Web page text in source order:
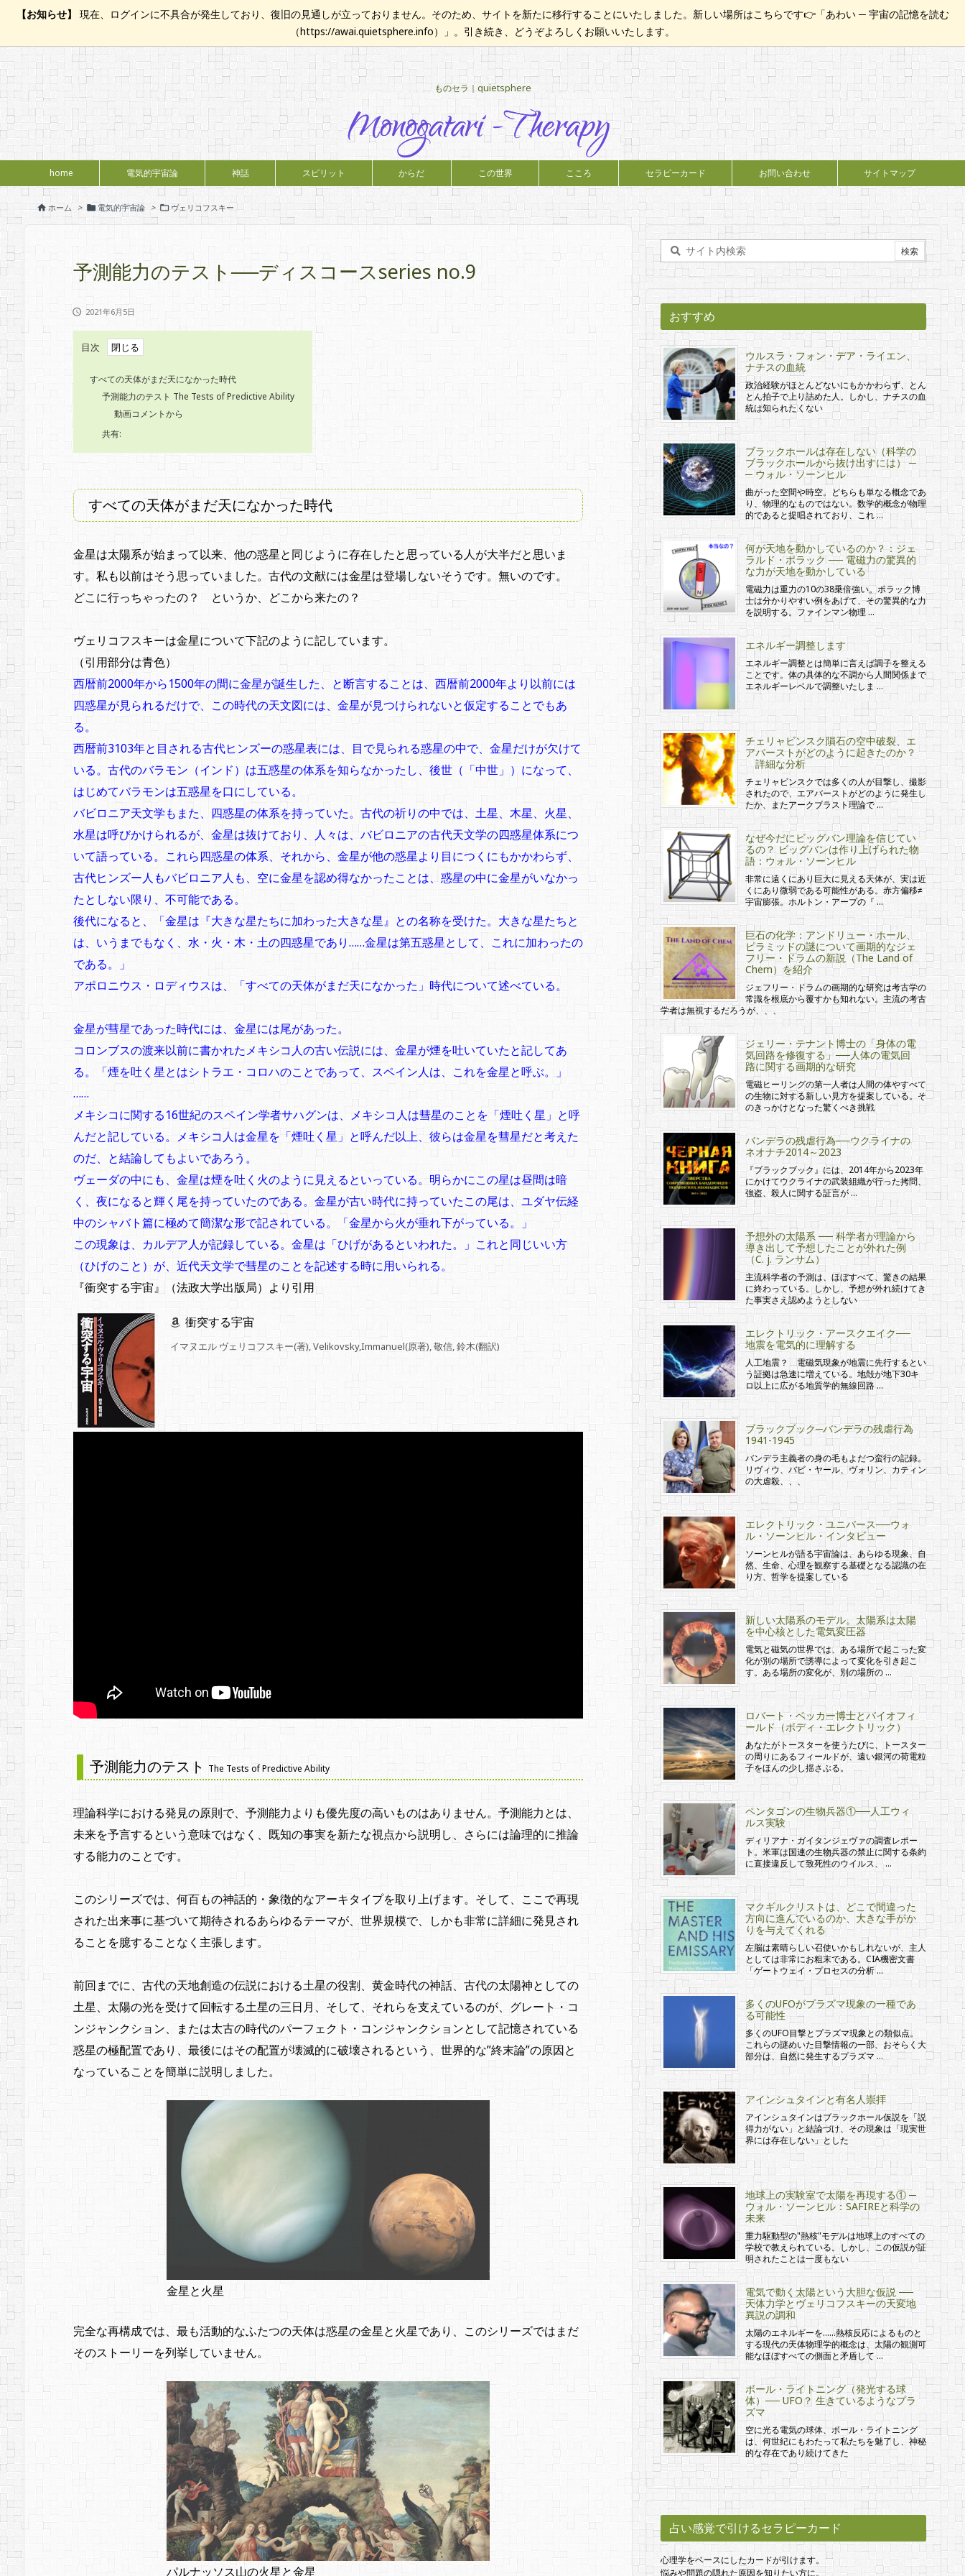
【お知らせ】
現在、ログインに不具合が発生しており、復旧の見通しが立っておりません。そのため、サイトを新たに移行することにいたしました。新しい場所はこちらです👉「あわい ─ 宇宙の記憶を読む
（https://awai.quietsphere.info）」。引き続き、どうぞよろしくお願いいたします。
ものセラ｜quietsphere
home 電気的宇宙論 神話 スピリット からだ この世界 こころ セラピーカード お問い合わせ サイトマップ
 ホーム >  電気的宇宙論 >  ヴェリコフスキー
予測能力のテスト──ディスコースseries no.9
 2021年6月5日
目次
すべての天体がまだ天になかった時代
予測能力のテスト The Tests of Predictive Ability
動画コメントから
共有:
すべての天体がまだ天になかった時代
金星は太陽系が始まって以来、他の惑星と同じように存在したと思っている人が大半だと思いま
す。私も以前はそう思っていました。古代の文献には金星は登場しないそうです。無いのです。
どこに行っちゃったの？ というか、どこから来たの？
ヴェリコフスキーは金星について下記のように記しています。
（引用部分は青色）
西暦前2000年から1500年の間に金星が誕生した、と断言することは、西暦前2000年より以前には
四惑星が見られるだけで、この時代の天文図には、金星が見つけられないと仮定することでもあ
る。
西暦前3103年と目される古代ヒンズーの惑星表には、目で見られる惑星の中で、金星だけが欠けて
いる。古代のバラモン（インド）は五惑星の体系を知らなかったし、後世（「中世」）になって、
はじめてバラモンは五惑星を口にしている。
バビロニア天文学もまた、四惑星の体系を持っていた。古代の祈りの中では、土星、木星、火星、
水星は呼びかけられるが、金星は抜けており、人々は、バビロニアの古代天文学の四惑星体系につ
いて語っている。これら四惑星の体系、それから、金星が他の惑星より目につくにもかかわらず、
古代ヒンズー人もバビロニア人も、空に金星を認め得なかったことは、惑星の中に金星がいなかっ
たとしない限り、不可能である。
後代になると、「金星は『大きな星たちに加わった大きな星』との名称を受けた。大きな星たちと
は、いうまでもなく、水・火・木・土の四惑星であり……金星は第五惑星として、これに加わったの
である。」
アポロニウス・ロディウスは、「すべての天体がまだ天になかった」時代について述べている。
金星が彗星であった時代には、金星には尾があった。
コロンブスの渡来以前に書かれたメキシコ人の古い伝説には、金星が煙を吐いていたと記してあ
る。「煙を吐く星とはシトラエ・コロハのことであって、スペイン人は、これを金星と呼ぶ。」
……
メキシコに関する16世紀のスペイン学者サハグンは、メキシコ人は彗星のことを「煙吐く星」と呼
んだと記している。メキシコ人は金星を「煙吐く星」と呼んだ以上、彼らは金星を彗星だと考えた
のだ、と結論してもよいであろう。
ヴェーダの中にも、金星は煙を吐く火のように見えるといっている。明らかにこの星は昼間は暗
く、夜になると輝く尾を持っていたのである。金星が古い時代に持っていたこの尾は、ユダヤ伝経
中のシャバト篇に極めて簡潔な形で記されている。「金星から火が垂れ下がっている。」
この現象は、カルデア人が記録している。金星は「ひげがあるといわれた。」これと同じいい方
（ひげのこと）が、近代天文学で彗星のことを記述する時に用いられる。
『衝突する宇宙』（法政大学出版局）より引用
衝突する宇宙
イマヌエル ヴェリコフスキー(著), Velikovsky,Immanuel(原著), 敬信, 鈴木(翻訳)
予測能力のテスト The Tests of Predictive Ability
理論科学における発見の原則で、予測能力よりも優先度の高いものはありません。予測能力とは、
未来を予言するという意味ではなく、既知の事実を新たな視点から説明し、さらには論理的に推論
する能力のことです。
このシリーズでは、何百もの神話的・象徴的なアーキタイプを取り上げます。そして、ここで再現
された出来事に基づいて期待されるあらゆるテーマが、世界規模で、しかも非常に詳細に発見され
ることを臆することなく主張します。
前回までに、古代の天地創造の伝説における土星の役割、黄金時代の神話、古代の太陽神としての
土星、太陽の光を受けて回転する土星の三日月、そして、それらを支えているのが、グレート・コ
ンジャンクション、または太古の時代のパーフェクト・コンジャンクションとして記憶されている
惑星の極配置であり、最後にはその配置が壊滅的に破壊されるという、世界的な”終末論”の原因と
なっていることを簡単に説明しました。
金星と火星
完全な再構成では、最も活動的なふたつの天体は惑星の金星と火星であり、このシリーズではまだ
そのストーリーを列挙していません。
パルナッソス山の火星と金星
おすすめ
ウルスラ・フォン・デア・ライエン、
ナチスの血統
政治経験がほとんどないにもかかわらず、とん
とん拍子で上り詰めた人。しかし、ナチスの血
統は知られたくない
ブラックホールは存在しない（科学の
ブラックホールから抜け出すには） ─
─ ウォル・ソーンヒル
曲がった空間や時空。どちらも単なる概念であ
り、物理的なものではない。数学的概念が物理
的であると提唱されており、これ …
何が天地を動かしているのか？：ジェ
ラルド・ポラック ── 電磁力の驚異的
な力が天地を動かしている
電磁力は重力の10の38乗倍強い。ポラック博
士は分かりやすい例をあげて、その驚異的な力
を説明する。ファインマン物理 …
エネルギー調整します
エネルギー調整とは簡単に言えば調子を整える
ことです。体の具体的な不調から人間関係まで
エネルギーレベルで調整いたしま …
チェリャビンスク隕石の空中破裂、エ
アバーストがどのように起きたのか？
詳細な分析
チェリャビンスクでは多くの人が目撃し、撮影
されたので、エアバーストがどのように発生し
たか、またアークブラスト理論で …
なぜ今だにビッグバン理論を信じてい
るの？ ビッグバンは作り上げられた物
語：ウォル・ソーンヒル
非常に遠くにあり巨大に見える天体が、実は近
くにあり微弱である可能性がある。赤方偏移≠
宇宙膨張。ホルトン・アープの『 …
巨石の化学：アンドリュー・ホール、
ピラミッドの謎について画期的なジェ
フリー・ドラムの新説（The Land of
Chem）を紹介
ジェフリー・ドラムの画期的な研究は考古学の
常識を根底から覆すかも知れない。主流の考古
学者は無視するだろうが、、、
ジェリー・テナント博士の「身体の電
気回路を修復する」──人体の電気回
路に関する画期的な研究
電磁ヒーリングの第一人者は人間の体やすべて
の生物に対する新しい見方を提案している。そ
のきっかけとなった驚くべき挑戦
バンデラの残虐行為──ウクライナの
ネオナチ2014～2023
『ブラックブック』には、2014年から2023年
にかけてウクライナの武装組織が行った拷問、
強盗、殺人に関する証言が …
予想外の太陽系 ── 科学者が理論から
導き出して予想したことが外れた例
（C. j. ランサム）
主流科学者の予測は、ほぼすべて、驚きの結果
に終わっている。しかし、予想が外れ続けてき
た事実さえ認めようとしない
エレクトリック・アースクエイク──
地震を電気的に理解する
人工地震？ 電磁気現象が地震に先行するとい
う証拠は急速に増えている。地殻が地下30キ
ロ以上に広がる地質学的無線回路 …
ブラックブック─バンデラの残虐行為
1941-1945
バンデラ主義者の身の毛もよだつ蛮行の記録。
リヴィウ、バビ・ヤール、ヴォリン、カティン
の大虐殺、、、
エレクトリック・ユニバース──ウォ
ル・ソーンヒル・インタビュー
ソーンヒルが語る宇宙論は、あらゆる現象、自
然、生命、心理を観察する基礎となる認識の在
り方、哲学を提案している
新しい太陽系のモデル。太陽系は太陽
を中心核とした電気変圧器
電気と磁気の世界では、ある場所で起こった変
化が別の場所で誘導によって変化を引き起こ
す。ある場所の変化が、別の場所の …
ロバート・ベッカー博士とバイオフィ
ールド（ボディ・エレクトリック）
あなたがトースターを使うたびに、トースター
の周りにあるフィールドが、遠い銀河の荷電粒
子をほんの少し揺さぶる。
ペンタゴンの生物兵器①──人工ウィ
ルス実験
ディリアナ・ガイタンジェヴァの調査レポー
ト。米軍は国連の生物兵器の禁止に関する条約
に直接違反して致死性のウイルス、 …
マクギルクリストは、どこで間違った
方向に進んでいるのか、大きな手がか
りを与えてくれる
左脳は素晴らしい召使いかもしれないが、主人
としては非常にお粗末である。CIA機密文書
「ゲートウェイ・プロセスの分析 …
多くのUFOがプラズマ現象の一種であ
る可能性
多くのUFO目撃とプラズマ現象との類似点。
これらの謎めいた目撃情報の一部、おそらく大
部分は、自然に発生するプラズマ …
アインシュタインと有名人崇拝
アインシュタインはブラックホール仮説を「説
得力がない」と結論づけ、その現象は「現実世
界には存在しない」とした
地球上の実験室で太陽を再現する① ─
ウォル・ソーンヒル：SAFIREと科学の
未来
重力駆動型の"熱核"モデルは地球上のすべての
学校で教えられている。しかし、この仮説が証
明されたことは一度もない
電気で動く太陽という大胆な仮説 ──
天体力学とヴェリコフスキーの天変地
異説の調和
太陽のエネルギーを……熱核反応によるものと
する現代の天体物理学的概念は、太陽の観測可
能なほぼすべての側面と矛盾して …
ボール・ライトニング（発光する球
体）── UFO？ 生きているようなプラ
ズマ
空に光る電気の球体、ボール・ライトニング
は、何世紀にもわたって私たちを魅了し、神秘
的な存在であり続けてきた
占い感覚で引けるセラピーカード
心理学をベースにしたカードが引けます。
悩みや問題の隠れた原因を知りたい方に。